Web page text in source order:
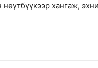
хангаж,